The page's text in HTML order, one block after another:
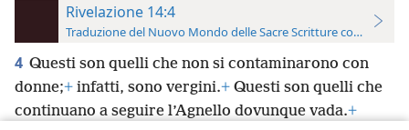
Rivelazione 14:4
Traduzione del Nuovo Mondo delle Sacre Scritture con
4 Questi son quelli che non si contaminarono con
donne;+ infatti, sono vergini.+ Questi son quelli che
continuano a seguire l’Agnello dovunque vada.+